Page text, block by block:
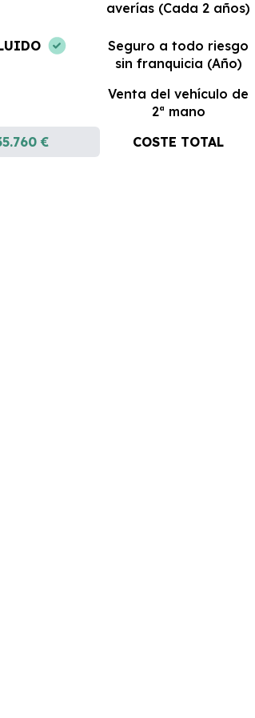
averías (Cada 2 años)
Seguro a todo riesgo
sin franquicia (Año)
Venta del vehículo de
2ª mano
€ COSTE TOTAL